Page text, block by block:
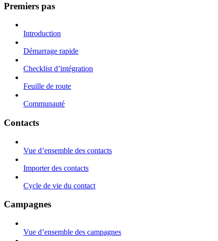
Premiers pas
Introduction
Démarrage rapide
Checklist d’intégration
Feuille de route
Communauté
Contacts
Vue d’ensemble des contacts
Importer des contacts
Cycle de vie du contact
Campagnes
Vue d’ensemble des campagnes